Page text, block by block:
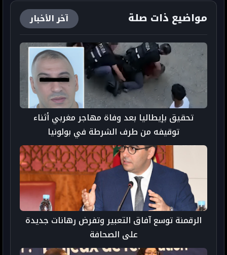
مواضيع ذات صلة آخر الأخبار
تحقيق بإيطاليا بعد وفاة مهاجر مغربي أثناء
توقيفه من طرف الشرطة في بولونيا
الرقمنة توسع آفاق التعبير وتفرض رهانات جديدة
على الصحافة